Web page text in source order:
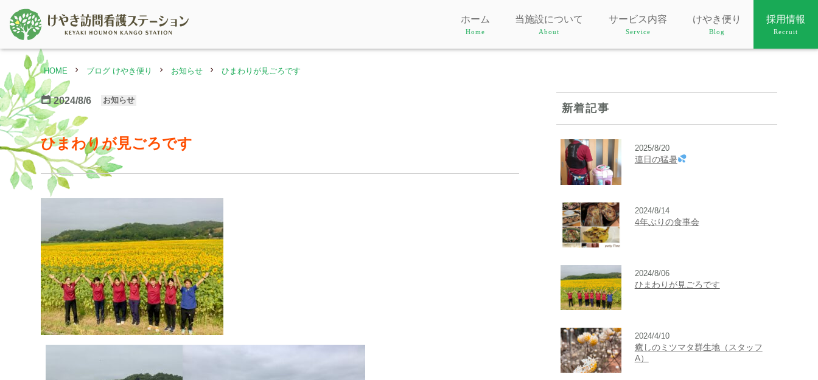
ホーム
Home
当施設について
About
サービス内容
Service
けやき便り
Blog
採用情報
Recruit
HOME ブログ けやき便り お知らせ ひまわりが見ごろです
2024/8/6 お知らせ
ひまわりが見ごろです
新着記事
2025/8/20
連日の猛暑
2024/8/14
4年ぶりの食事会
2024/8/06
ひまわりが見ごろです
2024/4/10
癒しのミツマタ群生地（スタッフ
A）